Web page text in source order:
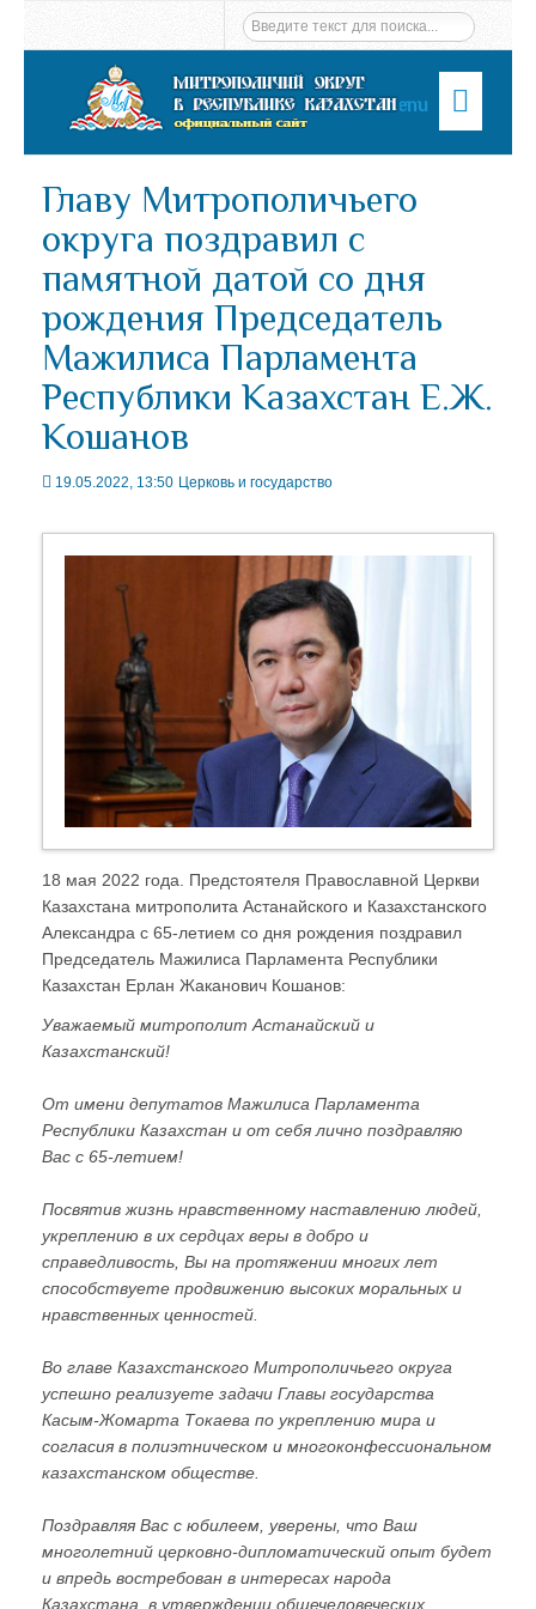
Menu
Главу Митрополичьего
округа поздравил с
памятной датой со дня
рождения Председатель
Мажилиса Парламента
Республики Казахстан Е.Ж.
Кошанов
19.05.2022, 13:50 Церковь и государство
18 мая 2022 года. Предстоятеля Православной Церкви
Казахстана митрополита Астанайского и Казахстанского
Александра с 65-летием со дня рождения поздравил
Председатель Мажилиса Парламента Республики
Казахстан Ерлан Жаканович Кошанов:
Уважаемый митрополит Астанайский и
Казахстанский!
От имени депутатов Мажилиса Парламента
Республики Казахстан и от себя лично поздравляю
Вас с 65-летием!
Посвятив жизнь нравственному наставлению людей,
укреплению в их сердцах веры в добро и
справедливость, Вы на протяжении многих лет
способствуете продвижению высоких моральных и
нравственных ценностей.
Во главе Казахстанского Митрополичьего округа
успешно реализуете задачи Главы государства
Касым-Жомарта Токаева по укреплению мира и
согласия в полиэтническом и многоконфессиональном
казахстанском обществе.
Поздравляя Вас с юбилеем, уверены, что Ваш
многолетний церковно-дипломатический опыт будет
и впредь востребован в интересах народа
Казахстана, в утверждении общечеловеческих